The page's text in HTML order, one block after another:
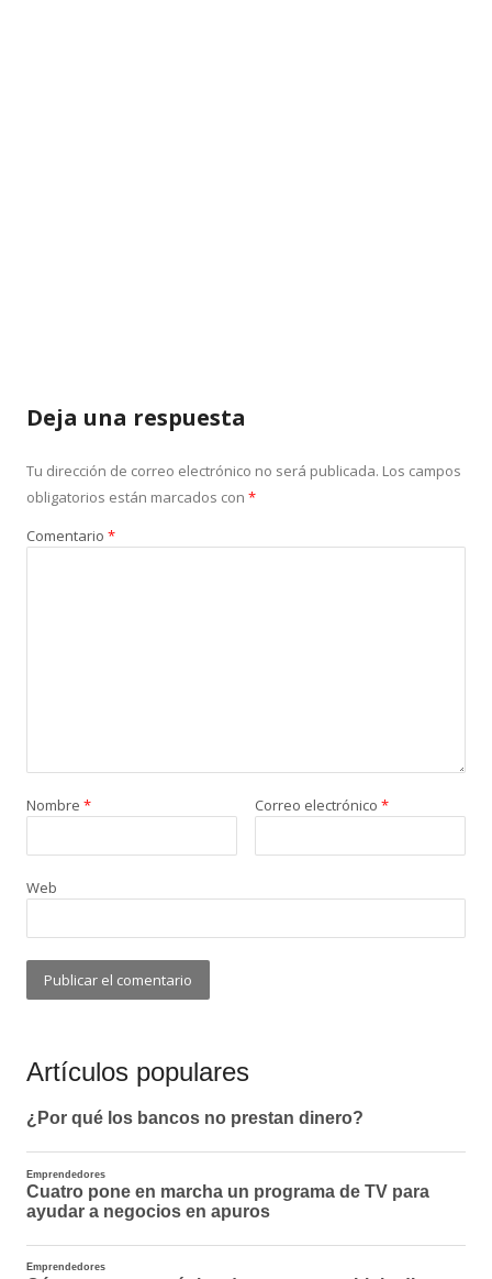
Deja una respuesta
Tu dirección de correo electrónico no será publicada. Los campos
obligatorios están marcados con *
Comentario *
Nombre * Correo electrónico *
Web
Artículos populares